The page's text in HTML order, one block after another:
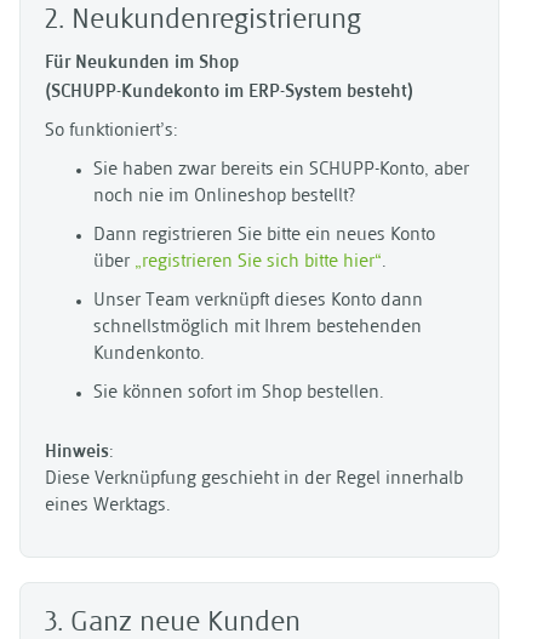
2. Neukundenregistrierung
Für Neukunden im Shop
(SCHUPP-Kundekonto im ERP-System besteht)
So funktioniert’s:
Sie haben zwar bereits ein SCHUPP-Konto, aber
noch nie im Onlineshop bestellt?
Dann registrieren Sie bitte ein neues Konto
über „registrieren Sie sich bitte hier“.
Unser Team verknüpft dieses Konto dann
schnellstmöglich mit Ihrem bestehenden
Kundenkonto.
Sie können sofort im Shop bestellen.
Hinweis:
Diese Verknüpfung geschieht in der Regel innerhalb
eines Werktags.
3. Ganz neue Kunden